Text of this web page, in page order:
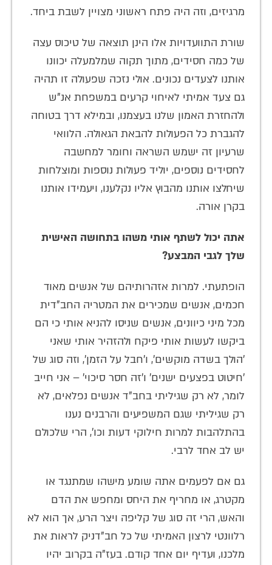
מרגיזים, וזה היה פתח ראשוני מצויין לשבת ביחד.
שורת התוועדויות אלו הינן תוצאה של טיכוס עצה
של כמה חסידים, מתוך תקוה שמלמעלה יכוונו
אותנו לצעדים נכונים. אולי נזכה שפעולה זו תהיה
גם צעד אמיתי לאיחוי קרעים במשפחת אנ"ש
ולהחזרת האמון שלנו בעצמנו, ובמילא דרך בטוחה
להגברת כל הפעולות להבאת הגאולה. הלוואי
שרעיון זה ישמש השראה וחומר למחשבה
לחסידים נוספים, יוליד פעולות נוספות ומוצלחות
שיחלצו אותנו מהבוץ אליו נקלענו, ויעמידו אותנו
בקרן אורה.
אתה יכול לשתף אותי משהו בתחושה האישית
שלך לגבי המבצע?
הופתעתי. למרות אזהרותיהם של אנשים מאוד
חכמים, אנשים שמכירים את המטריה החב"דית
מכל מיני כיוונים, אנשים שניסו להניא אותי כי הם
ביקשו לעשות אותי פיקח ולהזהיר אותי שאני
'הולך בשדה מוקשים', ו'חבל על הזמן', וזה סוג של
'חיטוט בפצעים ישנים' ו'זה חסר סיכוי' – אני חייב
לומר, לא רק שגיליתי בחב"ד אנשים נפלאים, לא
רק שגיליתי שגם המשפיעים והרבנים נענו
בהתלהבות למרות חילוקי דעות וכו', הרי שלכולם
יש לב אחד לרבי.
גם אם לפעמים אתה שומע מישהו שמתנגד או
מקטרג, או מחריף את היחס ומחפש את הדם
והאש, הרי זה סוג של קליפה ויצר הרע, אך הוא לא
רלוונטי לרצון האמיתי של כל חב"דניק לראות את
מלכנו, ועדיף יום אחד קודם. בעז"ה בקרוב יהיו